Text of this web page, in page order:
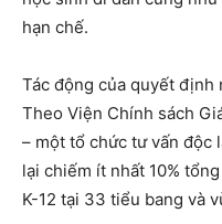
hạn chế.
Tác động của quyết định
Theo Viện Chính sách
– một tổ chức tư vấn độc
lại chiếm ít nhất 10%
K-12 tại 33 tiểu bang và